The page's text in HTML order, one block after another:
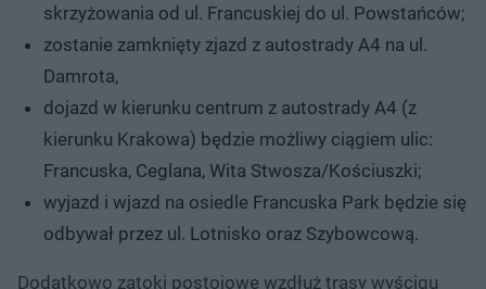
skrzyżowania od ul. Francuskiej do ul. Powstańców;
zostanie zamknięty zjazd z autostrady A4 na ul.
Damrota,
dojazd w kierunku centrum z autostrady A4 (z
kierunku Krakowa) będzie możliwy ciągiem ulic:
Francuska, Ceglana, Wita Stwosza/Kościuszki;
wyjazd i wjazd na osiedle Francuska Park będzie się
odbywał przez ul. Lotnisko oraz Szybowcową.
Dodatkowo zatoki postojowe wzdłuż trasy wyścigu